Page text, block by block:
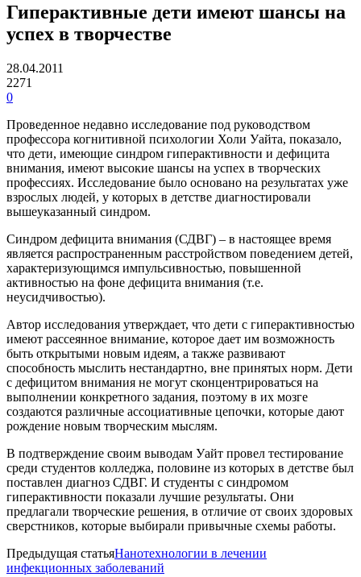
Гиперактивные дети имеют шансы на
успех в творчестве
28.04.2011
2271
0
Проведенное недавно исследование под руководством
профессора когнитивной психологии Холи Уайта, показало,
что дети, имеющие синдром гиперактивности и дефицита
внимания, имеют высокие шансы на успех в творческих
профессиях. Исследование было основано на результатах уже
взрослых людей, у которых в детстве диагностировали
вышеуказанный синдром.
Синдром дефицита внимания (СДВГ) – в настоящее время
является распространенным расстройством поведением детей,
характеризующимся импульсивностью, повышенной
активностью на фоне дефицита внимания (т.е.
неусидчивостью).
Автор исследования утверждает, что дети с гиперактивностью
имеют рассеянное внимание, которое дает им возможность
быть открытыми новым идеям, а также развивают
способность мыслить нестандартно, вне принятых норм. Дети
с дефицитом внимания не могут сконцентрироваться на
выполнении конкретного задания, поэтому в их мозге
создаются различные ассоциативные цепочки, которые дают
рождение новым творческим мыслям.
В подтверждение своим выводам Уайт провел тестирование
среди студентов колледжа, половине из которых в детстве был
поставлен диагноз СДВГ. И студенты с синдромом
гиперактивности показали лучшие результаты. Они
предлагали творческие решения, в отличие от своих здоровых
сверстников, которые выбирали привычные схемы работы.
Предыдущая статьяНанотехнологии в лечении
инфекционных заболеваний